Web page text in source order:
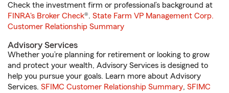
Check the investment firm or professional’s background at
FINRA's Broker Check®. State Farm VP Management Corp.
Customer Relationship Summary
Advisory Services
Whether you’re planning for retirement or looking to grow
and protect your wealth, Advisory Services is designed to
help you pursue your goals. Learn more about Advisory
Services. SFIMC Customer Relationship Summary, SFIMC